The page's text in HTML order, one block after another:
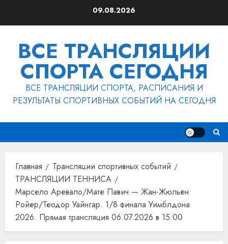
09.08.2026
ВСЕ ТРАНСЛЯЦИИ
СПОРТА СЕГОДНЯ
ВСЕ ТРАНСЛЯЦИИ СПОРТА, РАСПИСАНИЯ И
РЕЗУЛЬТАТЫ СПОРТИВНЫХ СОБЫТИЙ НА СЕГОДНЯ
Главная
Трансляции спортивных событий
ТРАНСЛЯЦИИ ТЕННИСА
Марсело Аревало/Мате Павич — Жан-Жюльен
Ройер/Теодор Уайнгар. 1/8 финала Уимблдона
2026. Прямая трансляция 06.07.2026 в 15:00